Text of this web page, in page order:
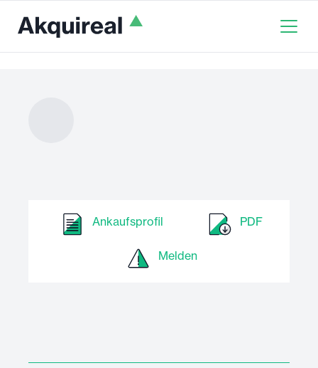
Ankaufsprofil PDF
Melden